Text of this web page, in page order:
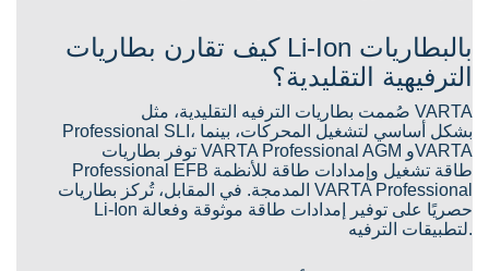
كيف تقارن بطاريات Li-Ion بالبطاريات
الترفيهية التقليدية؟
صُممت بطاريات الترفيه التقليدية، مثل VARTA
Professional SLI، بشكل أساسي لتشغيل المحركات، بينما
توفر بطاريات VARTA Professional AGM وVARTA
Professional EFB طاقة تشغيل وإمدادات طاقة للأنظمة
المدمجة. في المقابل، تُركز بطاريات VARTA Professional
Li-Ion حصريًا على توفير إمدادات طاقة موثوقة وفعالة
لتطبيقات الترفيه.